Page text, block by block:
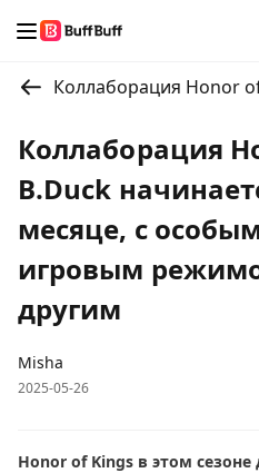
Коллаборация
B.Duck
месяце, с
игровым
другим
Misha
2025-05-26
Honor of Kings в этом